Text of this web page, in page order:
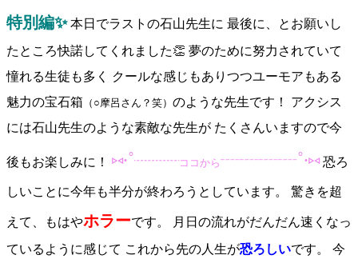
特別編✨本日でラストの石山先生に 最後に、とお願いし
たところ快諾してくれました👏 夢のために努力されていて
憧れる生徒も多く クールな感じもありつつユーモアもある
魅力の宝石箱 （○摩呂さん？笑） のような先生です！ アクシス
には石山先生のような素敵な先生が たくさんいますので今
後もお楽しみに！ ⑅∙˚┈┈┈┈ココから┈┈┈┈˚∙⑅ 恐ろ
しいことに今年も半分が終わろうとしています。 驚きを超
えて、もはやホラーです。 月日の流れがだんだん速くなっ
ているように感じて これから先の人生が恐ろしいです。 今